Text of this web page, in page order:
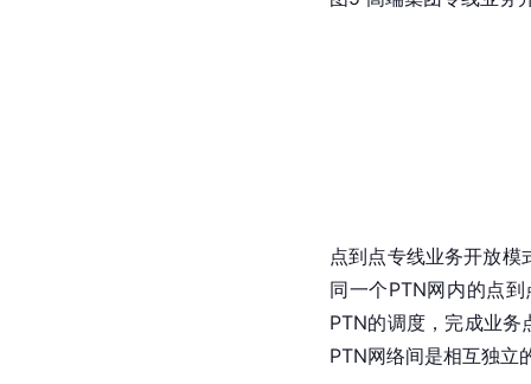
点到点专线业务开放
同一个PTN网内的点
PTN的调度，完成业
PTN网络间是相互独立